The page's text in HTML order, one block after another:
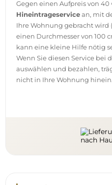
Damit die Montage und die
einfach und problemlos sind,
ausführliche Anleitungen
Schritte, die für die korrekte
erforderlich sind, sowie Tipps
und Instandhaltung, damit
makellosen Aussehen